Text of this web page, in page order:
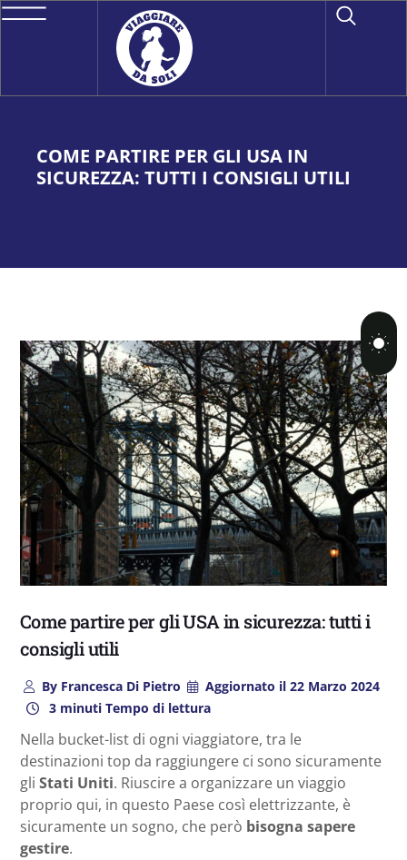
COME PARTIRE PER GLI USA IN
SICUREZZA: TUTTI I CONSIGLI UTILI
Come partire per gli USA in sicurezza: tutti i
consigli utili
ByFrancesca Di Pietro Aggiornato il 22 Marzo 2024
3 minuti Tempo di lettura
Nella bucket-list di ogni viaggiatore, tra le
destinazioni top da raggiungere ci sono sicuramente
gli Stati Uniti. Riuscire a organizzare un viaggio
proprio qui, in questo Paese così elettrizzante, è
sicuramente un sogno, che però bisogna sapere
gestire.